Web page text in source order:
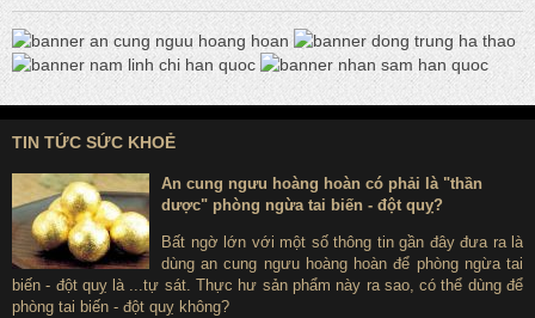
TIN TỨC SỨC KHOẺ
An cung ngưu hoàng hoàn có phải là "thần
dược" phòng ngừa tai biến - đột quỵ?
Bất ngờ lớn với một số thông tin gần đây đưa ra là
dùng an cung ngưu hoàng hoàn để phòng ngừa tai
biến - đột quỵ là ...tự sát. Thực hư sản phẩm này ra sao, có thể dùng để
phòng tai biến - đột quỵ không?